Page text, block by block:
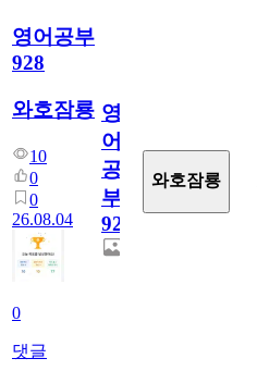
영어공부
928
와호잠룡
10
0
0
26.08.04
0
댓글
영
어
공
부
928
와호잠룡